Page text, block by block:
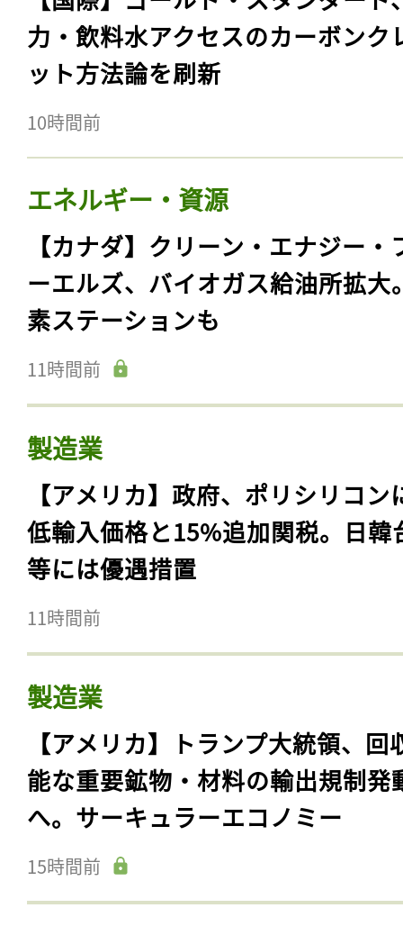
力・飲料水アクセスのカーボンク
ット方法論を刷新
10時間前
エネルギー・資源
【カナダ】クリーン・エナジー・
ーエルズ、バイオガス給油所拡大
素ステーションも
11時間前
製造業
【アメリカ】政府、ポリシリコン
低輸入価格と15%追加関税。日韓
等には優遇措置
11時間前
製造業
【アメリカ】トランプ大統領、回
能な重要鉱物・材料の輸出規制発
へ。サーキュラーエコノミー
15時間前